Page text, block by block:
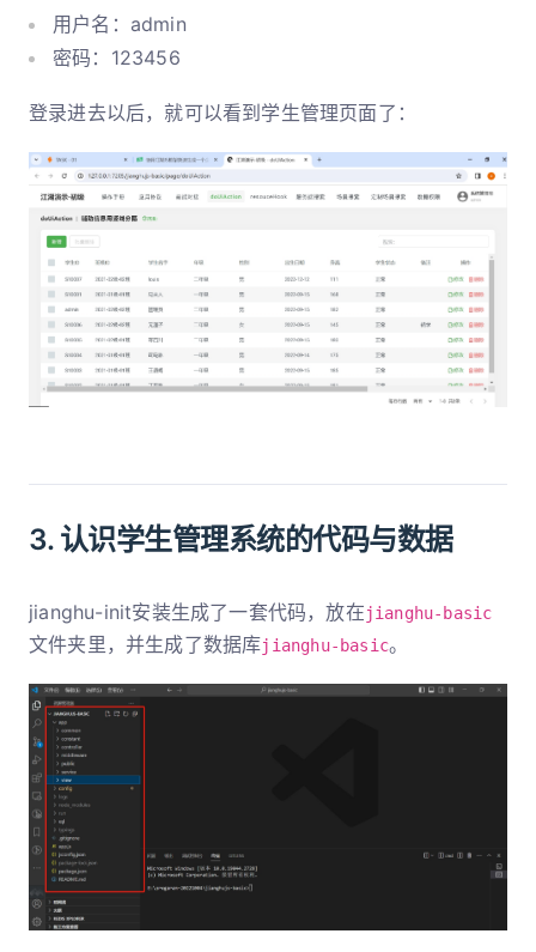
用户名：admin
密码：123456
登录进去以后，就可以看到学生管理页面了：
3. 认识学生管理系统的代码与数据
jianghu-init安装生成了一套代码，放在jianghu-basic
文件夹里，并生成了数据库jianghu-basic。